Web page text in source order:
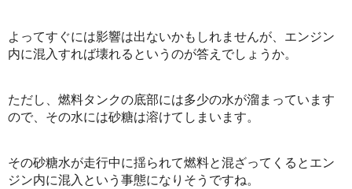
よってすぐには影響は出ないかもしれませんが、エンジン
内に混入すれば壊れるというのが答えでしょうか。
ただし、燃料タンクの底部には多少の水が溜まっています
ので、その水には砂糖は溶けてしまいます。
その砂糖水が走行中に揺られて燃料と混ざってくるとエン
ジン内に混入という事態になりそうですね。